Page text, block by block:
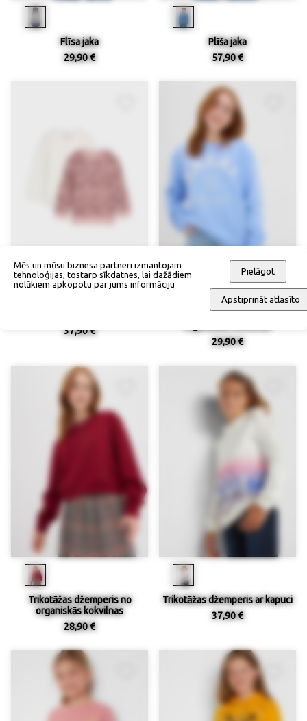
Flīsa jaka
29,90 €
Plīša jaka
57,90 €
37,90 €
29,90 €
Trikotāžas džemperis no
organiskās kokvilnas
28,90 €
Trikotāžas džemperis ar kapuci
37,90 €
Mēs un mūsu biznesa partneri izmantojam
tehnoloģijas, tostarp sīkdatnes, lai dažādiem
nolūkiem apkopotu par jums informāciju
Pielāgot
Apstiprināt atlasīto